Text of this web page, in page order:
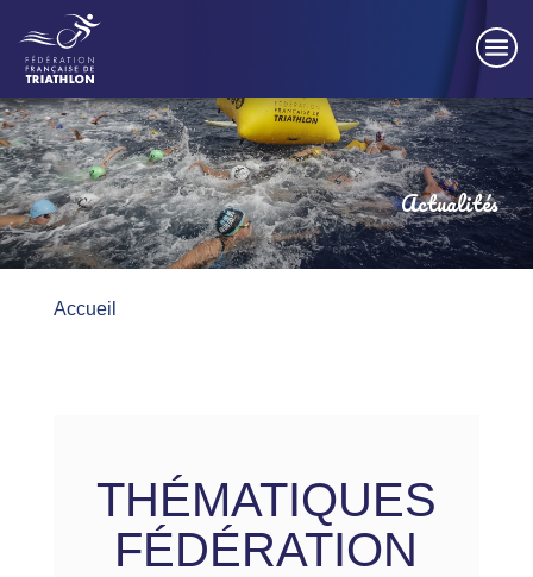
Actualités
Accueil
THÉMATIQUES
FÉDÉRATION
Panneau de gestion des cookies